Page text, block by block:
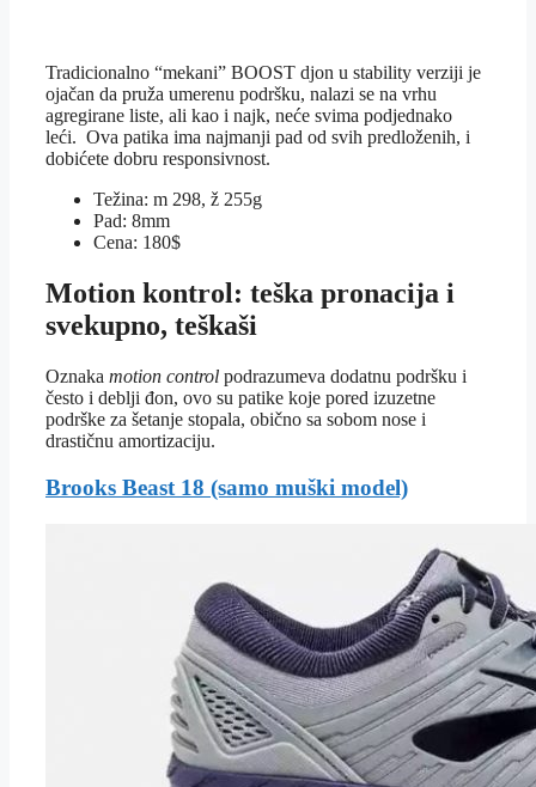
Tradicionalno “mekani” BOOST djon u stability verziji je
ojačan da pruža umerenu podršku, nalazi se na vrhu
agregirane liste, ali kao i najk, neće svima podjednako
leći. Ova patika ima najmanji pad od svih predloženih, i
dobićete dobru responsivnost.
Težina: m 298, ž 255g
Pad: 8mm
Cena: 180$
Motion kontrol: teška pronacija i
svekupno, teškaši
Oznaka motion control podrazumeva dodatnu podršku i
često i deblji đon, ovo su patike koje pored izuzetne
podrške za šetanje stopala, obično sa sobom nose i
drastičnu amortizaciju.
Brooks Beast 18 (samo muški model)